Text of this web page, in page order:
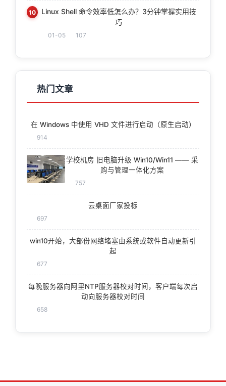
10
Linux Shell 命令效率低怎么办？3分钟掌握实用技
巧
01-05 107
热门文章
在 Windows 中使用 VHD 文件进行启动（原生启动）
914
学校机房 旧电脑升级 Win10/Win11 —— 采
购与管理一体化方案
757
云桌面厂家投标
697
win10开始，大部份网络堵塞由系统或软件自动更新引
起
677
每晚服务器向阿里NTP服务器校对时间，客户端每次启
动向服务器校对时间
658